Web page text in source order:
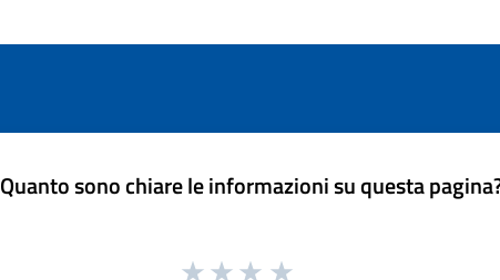
Quanto sono chiare le informazioni su questa